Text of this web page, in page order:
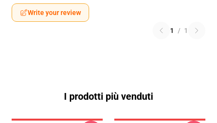
Write your review
1 / 1
I prodotti più venduti